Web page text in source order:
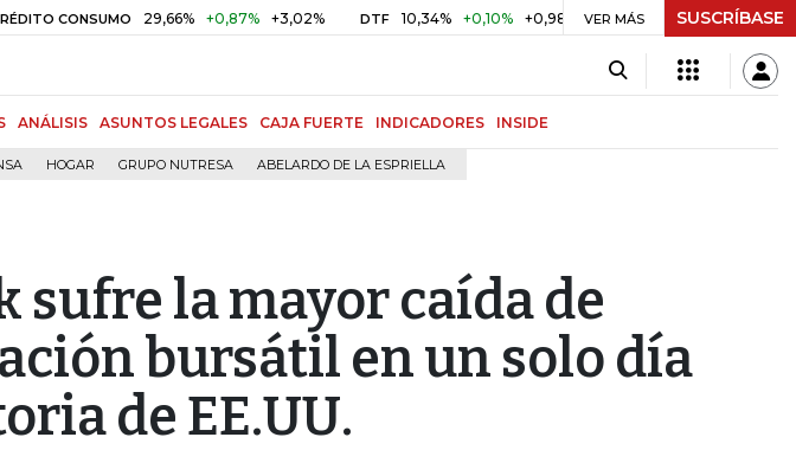
CONSUMO 29,66% +0,87% +3,02% DTF 10,34% +0,10% +0,98% UVR $ 416,96 +$ 0,05 +0,01%
VER MÁS SUSCRÍBASE
ANÁLISIS ASUNTOS LEGALES CAJA FUERTE INDICADORES INSIDE
HOGAR GRUPO NUTRESA ABELARDO DE LA ESPRIELLA
sufre la mayor caída de
bursátil en un solo día
de EE.UU.